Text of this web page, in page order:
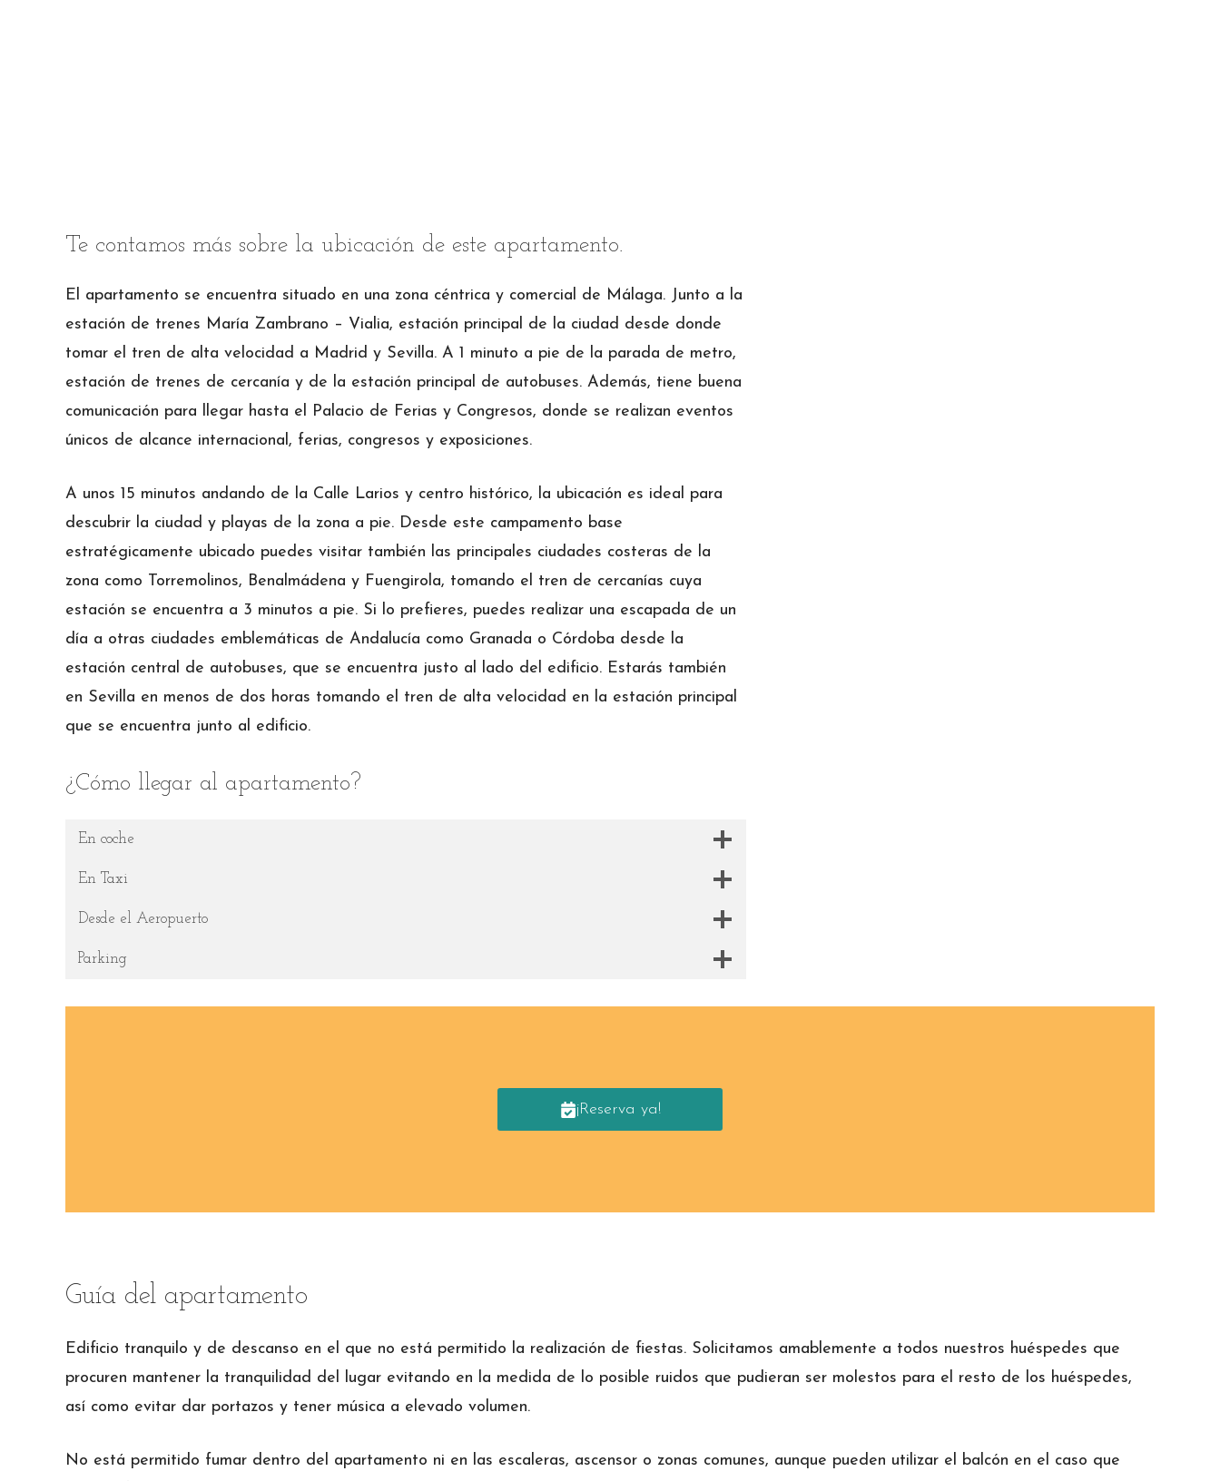
Te contamos más sobre la ubicación de este apartamento.
El apartamento se encuentra situado en una zona céntrica y comercial de Málaga. Junto a la
estación de trenes María Zambrano – Vialia, estación principal de la ciudad desde donde
tomar el tren de alta velocidad a Madrid y Sevilla. A 1 minuto a pie de la parada de metro,
estación de trenes de cercanía y de la estación principal de autobuses. Además, tiene buena
comunicación para llegar hasta el Palacio de Ferias y Congresos, donde se realizan eventos
únicos de alcance internacional, ferias, congresos y exposiciones.
A unos 15 minutos andando de la Calle Larios y centro histórico, la ubicación es ideal para
descubrir la ciudad y playas de la zona a pie. Desde este campamento base
estratégicamente ubicado puedes visitar también las principales ciudades costeras de la
zona como Torremolinos, Benalmádena y Fuengirola, tomando el tren de cercanías cuya
estación se encuentra a 3 minutos a pie. Si lo prefieres, puedes realizar una escapada de un
día a otras ciudades emblemáticas de Andalucía como Granada o Córdoba desde la
estación central de autobuses, que se encuentra justo al lado del edificio. Estarás también
en Sevilla en menos de dos horas tomando el tren de alta velocidad en la estación principal
que se encuentra junto al edificio.
¿Cómo llegar al apartamento?
En coche
En Taxi
Desde el Aeropuerto
Parking
¡Reserva ya!
Guía del apartamento
Edificio tranquilo y de descanso en el que no está permitido la realización de fiestas. Solicitamos amablemente a todos nuestros huéspedes que
procuren mantener la tranquilidad del lugar evitando en la medida de lo posible ruidos que pudieran ser molestos para el resto de los huéspedes,
así como evitar dar portazos y tener música a elevado volumen.
No está permitido fumar dentro del apartamento ni en las escaleras, ascensor o zonas comunes, aunque pueden utilizar el balcón en el caso que